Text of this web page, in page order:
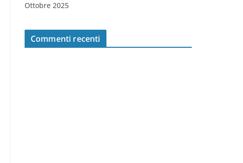
Ottobre 2025
Commenti recenti